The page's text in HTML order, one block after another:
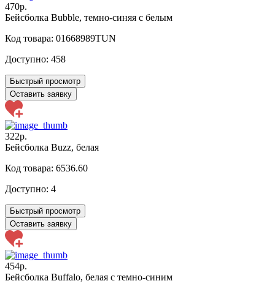
470р.
Бейсболка Bubble, темно-синяя с белым
Код товара: 01668989TUN
Доступно: 458
Быстрый просмотр
Оставить заявку
322р.
Бейсболка Buzz, белая
Код товара: 6536.60
Доступно: 4
Быстрый просмотр
Оставить заявку
454р.
Бейсболка Buffalo, белая с темно-синим